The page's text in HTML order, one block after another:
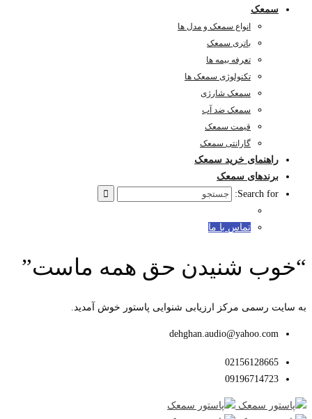
سمعک
انواع سمعک و مدل ها
باتری سمعک
تعرفه بیمه ها
تکنولوژی سمعک ها
سمعک شارژی
سمعک ضد آب
قیمت سمعک
گارانتی سمعک
راهنمای خرید سمعک
برندهای سمعک
Search for:
تماس با ما
“خوب شنیدن حق همه ماست”
به سایت رسمی مرکز ارزیابی شنوایی پاستور خوش آمدید.
dehghan.audio@yahoo.com
02156128665
09196714723